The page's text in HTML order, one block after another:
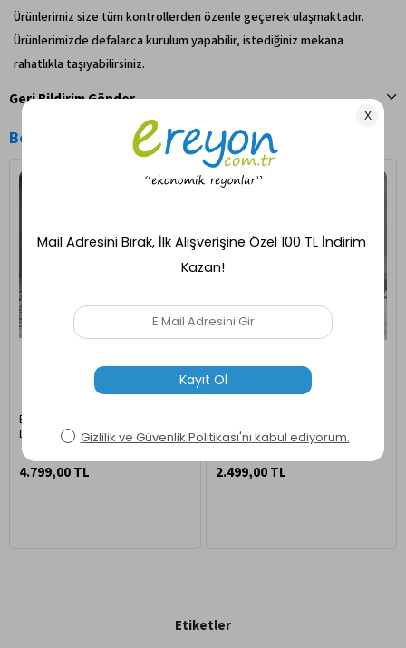
Ürünlerimiz size tüm kontrollerden özenle geçerek ulaşmaktadır.
Ürünlerimizde defalarca kurulum yapabilir, istediğiniz mekana
rahatlıkla taşıyabilirsiniz.
Geri Bildirim Gönder
Benzer Ürünler
Enda Home Çamaşır Makinesi
Dolabı 3 Raflı Kapaklı Banyo
Dolabı Mat Beyaz
4.799,00 TL
Dolabı 89x65 cm Çam - Beyaz
2.499,00 TL
Ücretsiz Kargo
Etiketler